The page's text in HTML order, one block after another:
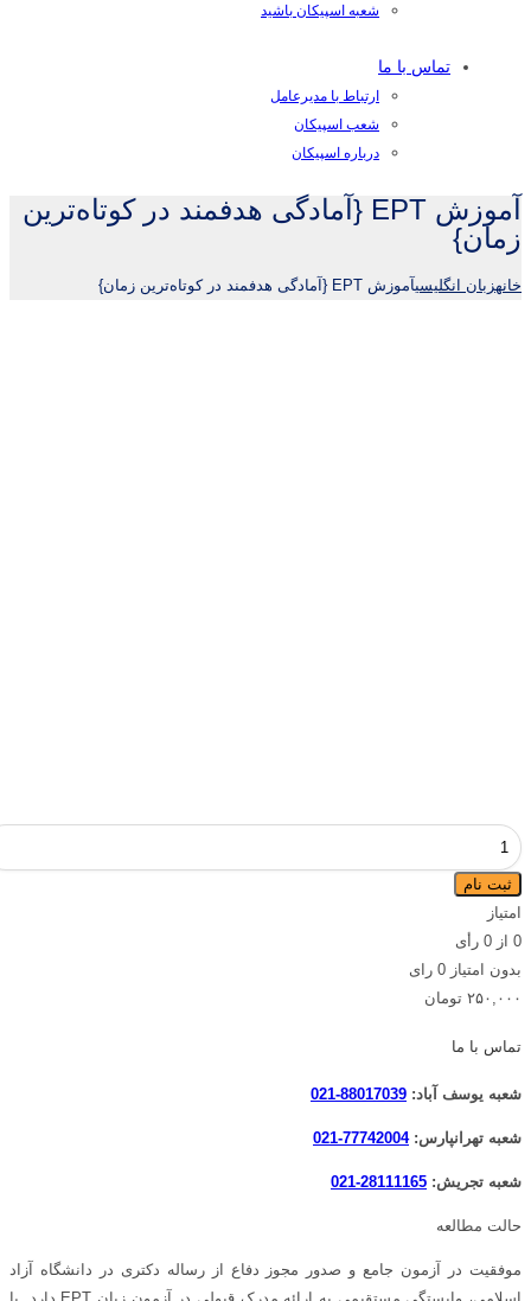
شعبه اسپیکان باشید
تماس با ما
ارتباط با مدیرعامل
شعب اسپیکان
درباره اسپیکان
آموزش EPT {آمادگی هدفمند در کوتاه‌ترین
زمان}
خانهزبان انگلیسیآموزش EPT {آمادگی هدفمند در کوتاه‌ترین زمان}
آموزش
EPT
{آمادگی
هدفمند
در
کوتاه‌ترین
زمان}
ثبت نام
امتیاز
0 از 0 رأی
بدون امتیاز 0 رای
۲۵۰,۰۰۰ تومان
تماس با ما
شعبه یوسف آباد: 88017039-021
شعبه تهرانپارس:77742004-021
شعبه تجریش: 28111165-021
حالت مطالعه
موفقیت در آزمون جامع و صدور مجوز دفاع از رساله دکتری در دانشگاه آزاد